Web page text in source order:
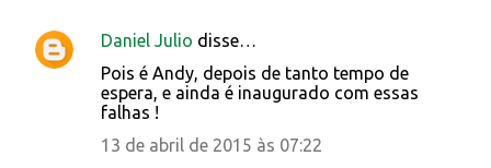
r
Daniel Julio disse…
Pois é Andy, depois de tanto tempo de
espera, e ainda é inaugurado com essas
falhas !
13 de abril de 2015 às 07:22